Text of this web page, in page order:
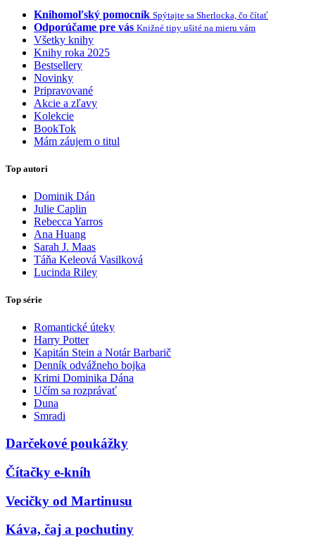
Knihomoľský pomocník Spýtajte sa Sherlocka, čo čítať
Odporúčame pre vás Knižné tipy ušité na mieru vám
Všetky knihy
Knihy roka 2025
Bestsellery
Novinky
Pripravované
Akcie a zľavy
Kolekcie
BookTok
Mám záujem o titul
Top autori
Dominik Dán
Julie Caplin
Rebecca Yarros
Ana Huang
Sarah J. Maas
Táňa Keleová Vasilková
Lucinda Riley
Top série
Romantické úteky
Harry Potter
Kapitán Stein a Notár Barbarič
Denník odvážneho bojka
Krimi Dominika Dána
Učím sa rozprávať
Duna
Smradi
Darčekové poukážky
Čítačky e-kníh
Vecičky od Martinusu
Káva, čaj a pochutiny